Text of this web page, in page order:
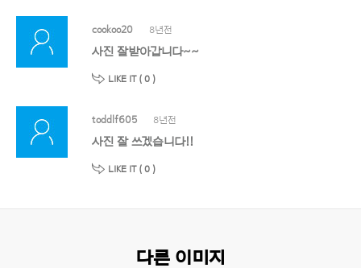
cookoo20 8년전
사진 잘받아갑니다~~
LIKE IT ( 0 )
toddlf605 8년전
사진 잘 쓰겠습니다!!
LIKE IT ( 0 )
다른 이미지